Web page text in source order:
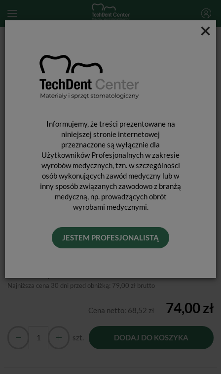
×
Informujemy, że treści prezentowane na
niniejszej stronie internetowej
przeznaczone są wyłącznie dla
Użytkowników Profesjonalnych w zakresie
wyrobów medycznych, tzn. w szczególności
osób wykonujących zawód medyczny lub w
inny sposób związanych zawodowo z branżą
medyczną, np. prowadzących obrót
wyrobami medycznymi.
JESTEM PROFESJONALISTĄ
NIGHT CLEANER / 800ML
EMS
Najniższa cena 30 dni przed obniżką: 79,00 zł brutto
Cena netto: 68,52 zł 74,00 zł
szt. DODAJ DO KOSZYKA